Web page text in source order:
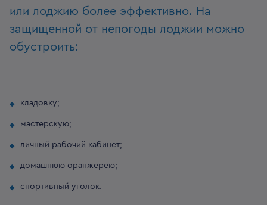
или лоджию более эффективно. На
защищенной от непогоды лоджии можно
обустроить:
кладовку;
мастерскую;
личный рабочий кабинет;
домашнюю оранжерею;
спортивный уголок.